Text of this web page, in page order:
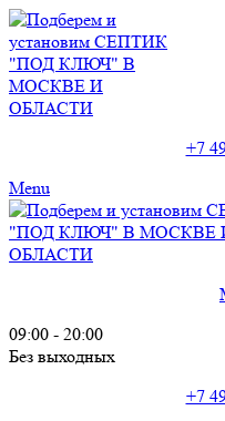
+7
Menu
09:00 - 20:00
Без выходных
+7